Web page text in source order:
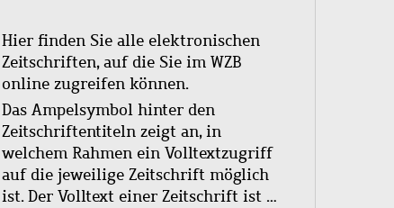
Hier finden Sie alle elektronischen
Zeitschriften, auf die Sie im WZB
online zugreifen können.
Das Ampelsymbol hinter den
Zeitschriftentiteln zeigt an, in
welchem Rahmen ein Volltextzugriff
auf die jeweilige Zeitschrift möglich
ist. Der Volltext einer Zeitschrift ist …